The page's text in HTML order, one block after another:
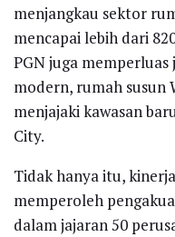
menjangkau sektor
mencapai lebih dari
PGN juga memperluas
modern, rumah susun
menjajaki kawasan
City.
Tidak hanya itu,
memperoleh
dalam jajaran 50